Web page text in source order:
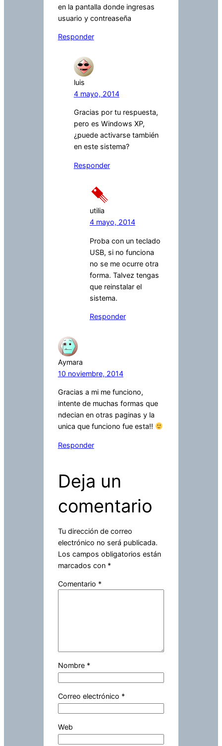
en la pantalla donde ingresas
usuario y contreaseña
Responder
luis
4 mayo, 2014
Gracias por tu respuesta,
pero es Windows XP,
¿puede activarse también
en este sistema?
Responder
utilia
4 mayo, 2014
Proba con un teclado
USB, si no funciona
no se me ocurre otra
forma. Talvez tengas
que reinstalar el
sistema.
Responder
Aymara
10 noviembre, 2014
Gracias a mi me funciono,
intente de muchas formas que
ndecian en otras paginas y la
unica que funciono fue esta!!
Responder
Deja un
comentario
Tu dirección de correo
electrónico no será publicada.
Los campos obligatorios están
marcados con *
Comentario *
Nombre *
Correo electrónico *
Web